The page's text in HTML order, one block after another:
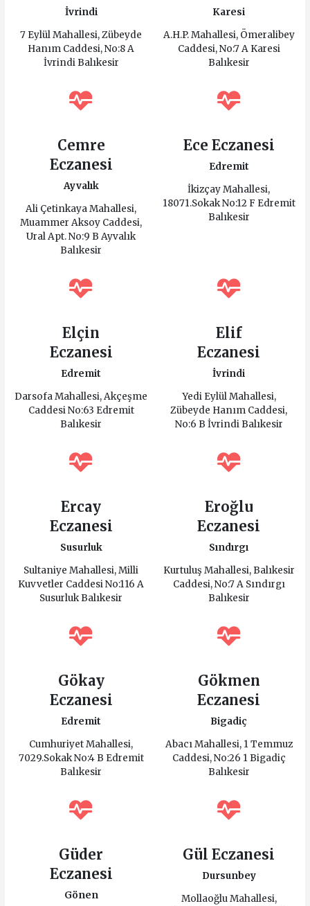
İvrindi
7 Eylül Mahallesi, Zübeyde
Hanım Caddesi, No:8 A
İvrindi Balıkesir
Karesi
A.H.P. Mahallesi, Ömeralibey
Caddesi, No:7 A Karesi
Balıkesir
Cemre
Eczanesi
Ayvalık
Ali Çetinkaya Mahallesi,
Muammer Aksoy Caddesi,
Ural Apt. No:9 B Ayvalık
Balıkesir
Ece Eczanesi
Edremit
İkizçay Mahallesi,
18071.Sokak No:12 F Edremit
Balıkesir
Elçin
Eczanesi
Edremit
Darsofa Mahallesi, Akçeşme
Caddesi No:63 Edremit
Balıkesir
Elif
Eczanesi
İvrindi
Yedi Eylül Mahallesi,
Zübeyde Hanım Caddesi,
No:6 B İvrindi Balıkesir
Ercay
Eczanesi
Susurluk
Sultaniye Mahallesi, Milli
Kuvvetler Caddesi No:116 A
Susurluk Balıkesir
Eroğlu
Eczanesi
Sındırgı
Kurtuluş Mahallesi, Balıkesir
Caddesi, No:7 A Sındırgı
Balıkesir
Gökay
Eczanesi
Edremit
Cumhuriyet Mahallesi,
7029.Sokak No:4 B Edremit
Balıkesir
Gökmen
Eczanesi
Bigadiç
Abacı Mahallesi, 1 Temmuz
Caddesi, No:26 1 Bigadiç
Balıkesir
Güder
Eczanesi
Gönen
Gül Eczanesi
Dursunbey
Mollaoğlu Mahallesi,